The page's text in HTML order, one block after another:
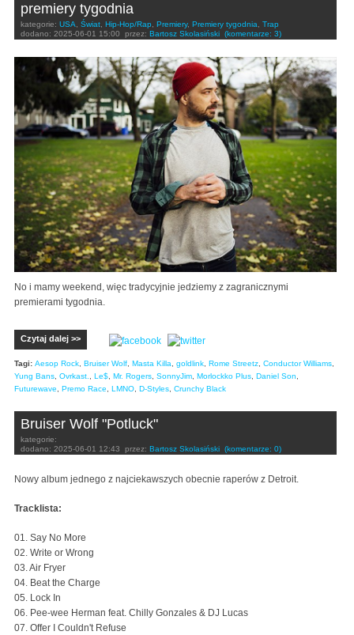
premiery tygodnia
kategorie: USA Świat Hip-Hop/Rap Premiery, Premiery tygodnia
Trap
dodano: 2025-06-01 15:00 przez: Bartosz Skolasiński (komentarze: 3)
No i mamy weekend, więc tradycyjnie jedziemy z zagranicznymi
premierami tygodnia.
Czytaj dalej >>
Tagi: Aesop Rock, Bruiser Wolf, Masta Killa, goldlink, Rome Streetz, Conductor Williams,
Yung Bans, Ovrkast., Le$, Mr. Rogers, SonnyJim, Morlockko Plus, Daniel Son,
Futurewave, Premo Race, LMNO, D-Styles, Crunchy Black
Bruiser Wolf "Potluck"
kategorie:
dodano: 2025-06-01 12:43 przez: Bartosz Skolasiński (komentarze: 0)
Nowy album jednego z najciekawszych obecnie raperów z Detroit.
Tracklista:
01. Say No More
02. Write or Wrong
03. Air Fryer
04. Beat the Charge
05. Lock In
06. Pee-wee Herman feat. Chilly Gonzales & DJ Lucas
07. Offer I Couldn't Refuse